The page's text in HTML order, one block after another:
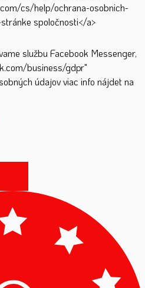
cs/help/ochrana-osobnich-
spoločnosti</a>
službu Facebook Messenger,
business/gdpr"
údajov viac info nájdet na